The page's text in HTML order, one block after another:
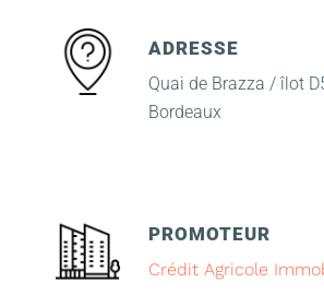
ADRESSE
Quai de Brazza / îlot
Bordeaux
PROMOTEUR
Crédit Agricole